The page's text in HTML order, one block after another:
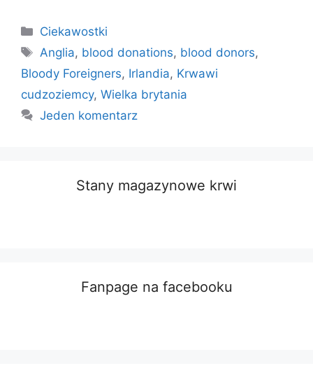
Kategorie
Ciekawostki
Tagi
Anglia, blood donations, blood donors,
Bloody Foreigners, Irlandia, Krwawi
cudzoziemcy, Wielka brytania
Jeden komentarz
Stany magazynowe krwi
Fanpage na facebooku